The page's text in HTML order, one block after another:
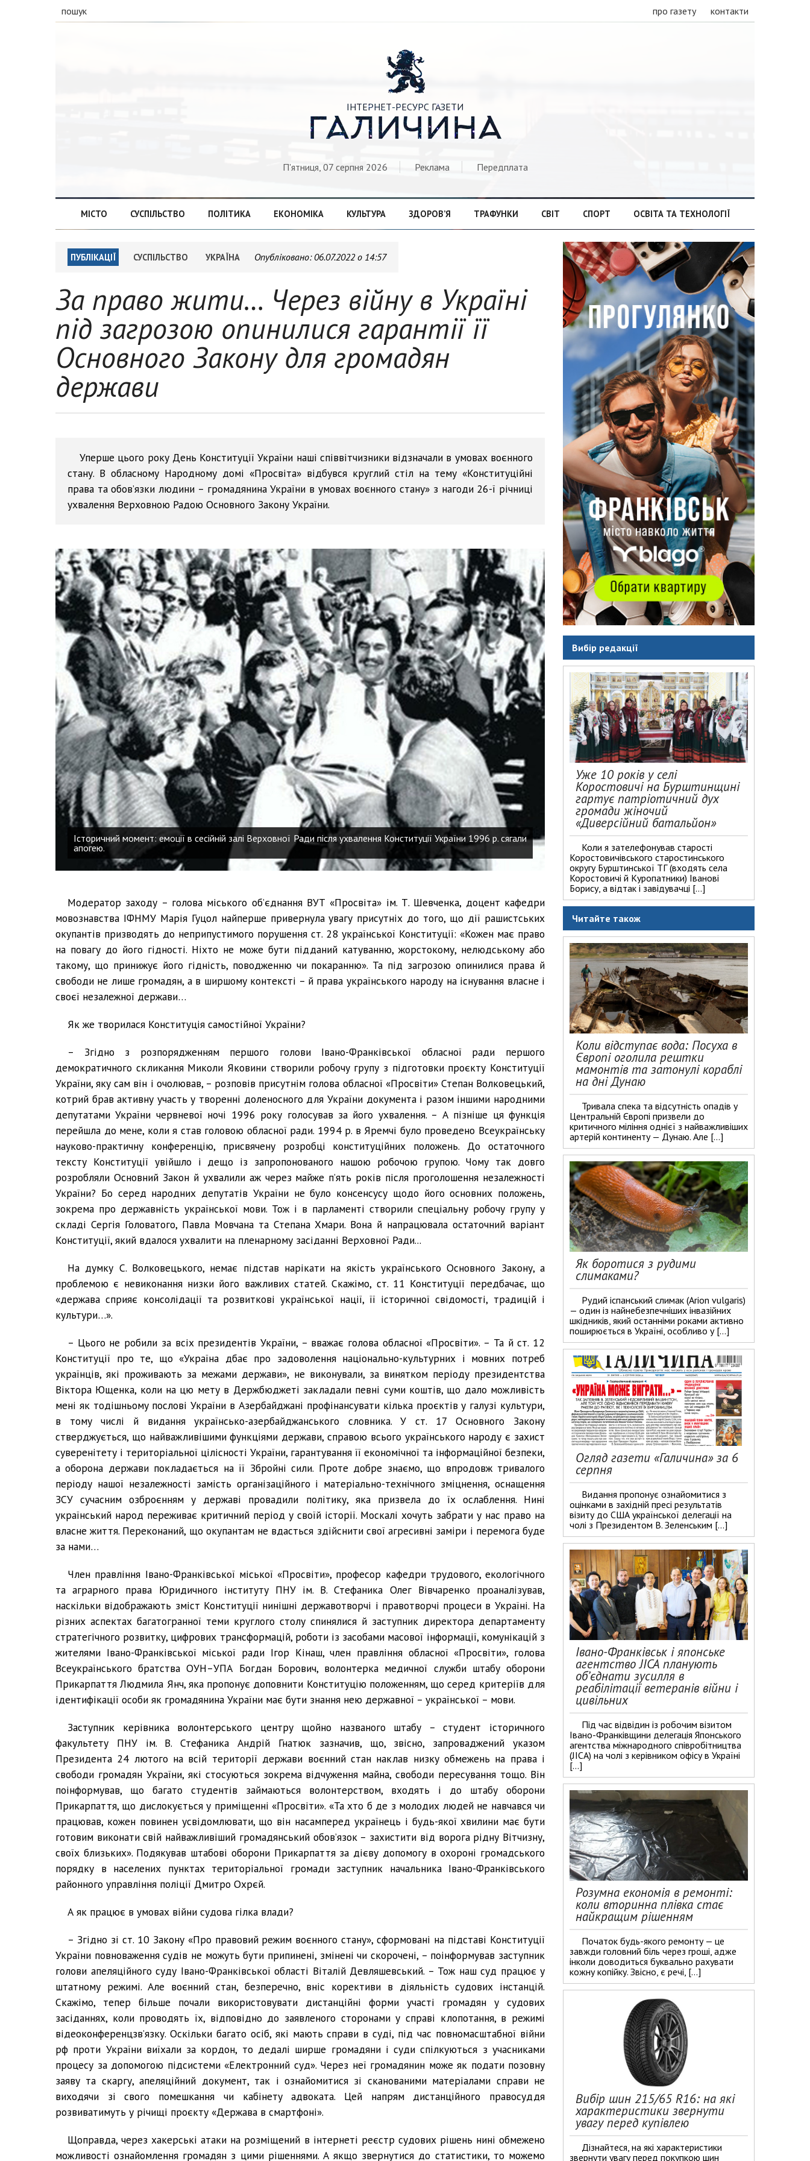
пошук про газету контакти

ІНТЕРНЕТ-РЕСУРС ГАЗЕТИ
ГАЛИЧИНА
П'ятниця, 07 серпня 2026 Реклама Передплата
МІСТО СУСПІЛЬСТВО ПОЛІТИКА ЕКОНОМІКА КУЛЬТУРА ЗДОРОВ’Я ТРАФУНКИ СВІТ СПОРТ ОСВІТА ТА ТЕХНОЛОГІЇ
ПУБЛІКАЦІЇ СУСПІЛЬСТВО УКРАЇНА Опубліковано: 06.07.2022 о 14:57
За право жити… Через війну в Україні
під загрозою опинилися гарантії її
Основного Закону для громадян
держави
Уперше цього року День Конституції України наші співвітчизники відзначали в умовах воєнного
стану. В обласному Народному домі «Просвіта» відбувся круглий стіл на тему «Конституційні
права та обов’язки людини – громадянина України в умовах воєнного стану» з нагоди 26-ї річниці
ухвалення Верховною Радою Основного Закону України.
Історичний момент: емоції в сесійній залі Верховної Ради після ухвалення Конституції України 1996 р. сягали
апогею.
Модератор заходу – голова міського об’єднання ВУТ «Просвіта» ім. Т. Шевченка, доцент кафедри
мовознавства ІФНМУ Марія Гуцол найперше привернула увагу присутніх до того, що дії рашистських
окупантів призводять до неприпустимого порушення ст. 28 української Конституції: «Кожен має право
на повагу до його гідності. Ніхто не може бути підданий катуванню, жорстокому, нелюдському або
такому, що принижує його гідність, поводженню чи покаранню». Та під загрозою опинилися права й
свободи не лише громадян, а в ширшому контексті – й права українського народу на існування власне і
своєї незалежної держави…
Як же творилася Конституція самостійної України?
– Згідно з розпорядженням першого голови Івано-Франківської обласної ради першого
демократичного скликання Миколи Яковини створили робочу групу з підготовки проєкту Конституції
України, яку сам він і очолював, – розповів присутнім голова обласної «Просвіти» Степан Волковецький,
котрий брав активну участь у творенні доленосного для України документа і разом іншими народними
депутатами України червневої ночі 1996 року голосував за його ухвалення. – А пізніше ця функція
перейшла до мене, коли я став головою обласної ради. 1994 р. в Яремчі було проведено Всеукраїнську
науково-практичну конференцію, присвячену розробці конституційних положень. До остаточного
тексту Конституції увійшло і дещо із запропонованого нашою робочою групою. Чому так довго
розробляли Основний Закон й ухвалили аж через майже п’ять років після проголошення незалежності
України? Бо серед народних депутатів України не було консенсусу щодо його основних положень,
зокрема про державність української мови. Тож і в парламенті створили спеціальну робочу групу у
складі Сергія Головатого, Павла Мовчана та Степана Хмари. Вона й напрацювала остаточний варіант
Конституції, який вдалося ухвалити на пленарному засіданні Верховної Ради...
На думку С. Волковецького, немає підстав нарікати на якість українського Основного Закону, а
проблемою є невиконання низки його важливих статей. Скажімо, ст. 11 Конституції передбачає, що
«держава сприяє консолідації та розвиткові української нації, її історичної свідомості, традицій і
культури…».
– Цього не робили за всіх президентів України, – вважає голова обласної «Просвіти». – Та й ст. 12
Конституції про те, що «Україна дбає про задоволення національно-культурних і мовних потреб
українців, які проживають за межами держави», не виконували, за винятком періоду президентства
Віктора Ющенка, коли на цю мету в Держбюджеті закладали певні суми коштів, що дало можливість
мені як тодішньому послові України в Азербайджані профінансувати кілька проєктів у галузі культури,
в тому числі й видання українсько-азербайджанського словника. У ст. 17 Основного Закону
стверджується, що найважливішими функціями держави, справою всього українського народу є захист
суверенітету і територіальної цілісності України, гарантування її економічної та інформаційної безпеки,
а оборона держави покладається на її Збройні сили. Проте добре знаємо, що впродовж тривалого
періоду нашої незалежності замість організаційного і матеріально-технічного зміцнення, оснащення
ЗСУ сучасним озброєнням у державі провадили політику, яка призвела до їх ослаблення. Нині
український народ переживає критичний період у своїй історії. Москалі хочуть забрати у нас право на
власне життя. Переконаний, що окупантам не вдасться здійснити свої агресивні заміри і перемога буде
за нами…
Член правління Івано-Франківської міської «Просвіти», професор кафедри трудового, екологічного
та аграрного права Юридичного інституту ПНУ ім. В. Стефаника Олег Вівчаренко проаналізував,
наскільки відображають зміст Конституції нинішні державотворчі і правотворчі процеси в Україні. На
різних аспектах багатогранної теми круглого столу спинялися й заступник директора департаменту
стратегічного розвитку, цифрових трансформацій, роботи із засобами масової інформації, комунікацій з
жителями Івано-Франківської міської ради Ігор Кінаш, член правління обласної «Просвіти», голова
Всеукраїнського братства ОУН–УПА Богдан Борович, волонтерка медичної служби штабу оборони
Прикарпаття Людмила Янч, яка пропонує доповнити Конституцію положенням, що серед критеріїв для
ідентифікації особи як громадянина України має бути знання нею державної – української – мови.
Заступник керівника волонтерського центру щойно названого штабу – студент історичного
факультету ПНУ ім. В. Стефаника Андрій Гнатюк зазначив, що, звісно, запроваджений указом
Президента 24 лютого на всій території держави воєнний стан наклав низку обмежень на права і
свободи громадян України, які стосуються зокрема відчуження майна, свободи пересування тощо. Він
поінформував, що багато студентів займаються волонтерством, входять і до штабу оборони
Прикарпаття, що дислокується у приміщенні «Просвіти». «Та хто б де з молодих людей не навчався чи
працював, кожен повинен усвідомлювати, що він насамперед українець і будь-якої хвилини має бути
готовим виконати свій найважливіший громадянський обов’язок – захистити від ворога рідну Вітчизну,
своїх близьких». Подякував штабові оборони Прикарпаття за дієву допомогу в охороні громадського
порядку в населених пунктах територіальної громади заступник начальника Івано-Франківського
районного управління поліції Дмитро Охрєй.
А як працює в умовах війни судова гілка влади?
– Згідно зі ст. 10 Закону «Про правовий режим воєнного стану», сформовані на підставі Конституції
України повноваження судів не можуть бути припинені, змінені чи скорочені, – поінформував заступник
голови апеляційного суду Івано-Франківської області Віталій Девляшевський. – Тож наш суд працює у
штатному режимі. Але воєнний стан, безперечно, вніс корективи в діяльність судових інстанцій.
Скажімо, тепер більше почали використовувати дистанційні форми участі громадян у судових
засіданнях, коли проводять їх, відповідно до заявленого сторонами у справі клопотання, в режимі
відеоконференцзв’язку. Оскільки багато осіб, які мають справи в суді, під час повномасштабної війни
рф проти України виїхали за кордон, то дедалі ширше громадяни і суди спілкуються з учасниками
процесу за допомогою підсистеми «Електронний суд». Через неї громадянин може як подати позовну
заяву та скаргу, апеляційний документ, так і ознайомитися зі сканованими матеріалами справи не
виходячи зі свого помешкання чи кабінету адвоката. Цей напрям дистанційного правосуддя
розвиватимуть у річищі проєкту «Держава в смартфоні».
Щоправда, через хакерські атаки на розміщений в інтернеті реєстр судових рішень нині обмежено
можливості ознайомлення громадян з цими рішеннями. А якщо звернутися до статистики, то можемо
Вибір редакції
Уже 10 років у селі
Коростовичі на Бурштинщині
гартує патріотичний дух
громади жіночий
«Диверсійний батальйон»
Коли я зателефонував старості
Коростовичівського старостинського
округу Бурштинської ТГ (входять села
Коростовичі й Куропатники) Іванові
Борису, а відтак і завідувачці […]
Читайте також
Коли відступає вода: Посуха в
Європі оголила рештки
мамонтів та затонулі кораблі
на дні Дунаю
Тривала спека та відсутність опадів у
Центральній Європі призвели до
критичного міління однієї з найважливіших
артерій континенту — Дунаю. Але […]
Як боротися з рудими
слимаками?
Рудий іспанський слимак (Arion vulgaris)
— один із найнебезпечніших інвазійних
шкідників, який останніми роками активно
поширюється в Україні, особливо у […]
Огляд газети «Галичина» за 6
серпня
Видання пропонує ознайомитися з
оцінками в західній пресі результатів
візиту до США української делегації на
чолі з Президентом В. Зеленським […]
Івано-Франківськ і японське
агентство JICA планують
об’єднати зусилля в
реабілітації ветеранів війни і
цивільних
Під час відвідин із робочим візитом
Івано-Франківщини делегація Японського
агентства міжнародного співробітництва
(JICA) на чолі з керівником офісу в Україні
[…]
Розумна економія в ремонті:
коли вторинна плівка стає
найкращим рішенням
Початок будь-якого ремонту — це
завжди головний біль через гроші, адже
інколи доводиться буквально рахувати
кожну копійку. Звісно, є речі, […]
Вибір шин 215/65 R16: на які
характеристики звернути
увагу перед купівлею
Дізнайтеся, на які характеристики
звернути увагу перед покупкою шин